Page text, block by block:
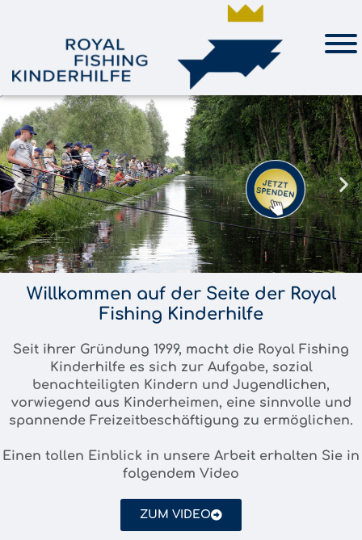
Willkommen auf der Seite der Royal
Fishing Kinderhilfe
Seit ihrer Gründung 1999, macht die Royal Fishing
Kinderhilfe es sich zur Aufgabe, sozial
benachteiligten Kindern und Jugendlichen,
vorwiegend aus Kinderheimen, eine sinnvolle und
spannende Freizeitbeschäftigung zu ermöglichen.
Einen tollen Einblick in unsere Arbeit erhalten Sie in
folgendem Video
ZUM VIDEO